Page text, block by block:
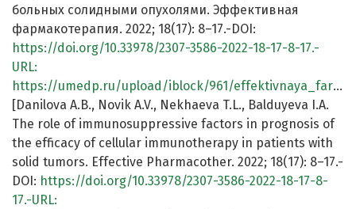
больных солидными опухолями. Эффективная
фармакотерапия. 2022; 18(17): 8–17.-DOI:
https://doi.org/10.33978/2307-3586-2022-18-17-8-17.-
URL:
https://umedp.ru/upload/iblock/961/effektivnaya_farmakoterapiya_onkologiya_gematologiya_i_radiologiya_5_2022.pdf
[Danilova A.B., Novik A.V., Nekhaeva T.L., Balduyeva I.A.
The role of immunosuppressive factors in prognosis of
the efficacy of cellular immunotherapy in patients with
solid tumors. Effective Pharmacother. 2022; 18(17): 8–17.-
DOI: https://doi.org/10.33978/2307-3586-2022-18-17-8-
17.-URL: